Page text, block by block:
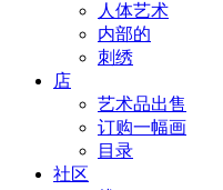
人体艺术
内部的
刺绣
店
艺术品出售
订购一幅画
目录
社区